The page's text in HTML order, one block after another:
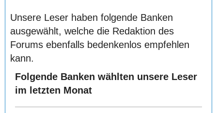
Unsere Leser haben folgende Banken
ausgewählt, welche die Redaktion des
Forums ebenfalls bedenkenlos empfehlen
kann.
Folgende Banken wählten unsere Leser
im letzten Monat